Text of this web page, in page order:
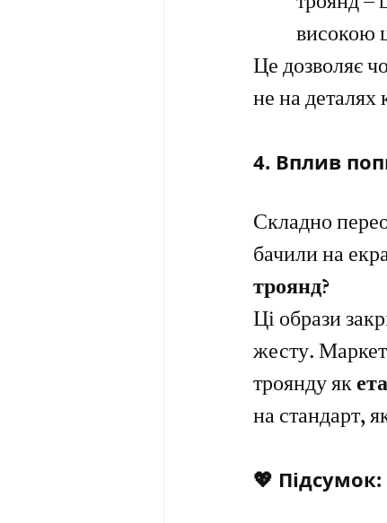
високою
Це дозволяє
не на деталях
4. Вплив
Складно
бачили на
троянд?
Ці образи
жесту.
троянду як
на стандарт,
💖